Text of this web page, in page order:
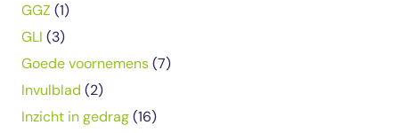
GGZ (1)
GLI (3)
Goede voornemens(7)
Invulblad (2)
Inzicht in gedrag(16)